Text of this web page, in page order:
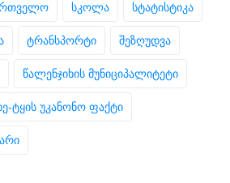
სკოლა სტატისტიკა
ტრანსპორტი შეზღუდვა
წალენჯიხის მუნიციპალიტეტი
ტყის უკანონო ფაქტი